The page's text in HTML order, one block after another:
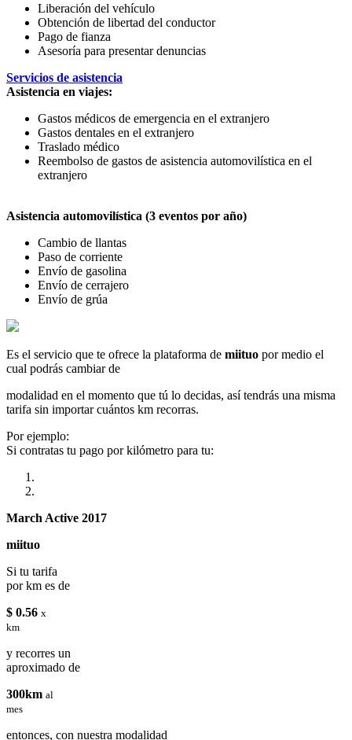
Liberación del vehículo
Obtención de libertad del conductor
Pago de fianza
Asesoría para presentar denuncias
Servicios de asistencia
Asistencia en viajes:
Gastos médicos de emergencia en el extranjero
Gastos dentales en el extranjero
Traslado médico
Reembolso de gastos de asistencia automovilística en el
extranjero
Asistencia automovilística (3 eventos por año)
Cambio de llantas
Paso de corriente
Envío de gasolina
Envío de cerrajero
Envío de grúa
Es el servicio que te ofrece la plataforma de miituo por medio el
cual podrás cambiar de
modalidad en el momento que tú lo decidas, así tendrás una misma
tarifa sin importar cuántos km recorras.
Por ejemplo:
Si contratas tu pago por kilómetro para tu:
March Active 2017
miituo
Si tu tarifa
por km es de
$ 0.56 x
km
y recorres un
aproximado de
300km al
mes
entonces, con nuestra modalidad